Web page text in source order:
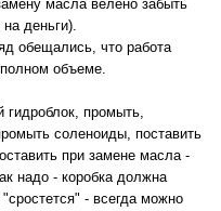
масла велено забыть
деньги).
обещались, что работа
объеме.
гидроблок, промыть,
соленоиды, поставить
при замене масла -
надо - коробка должна
- всегда можно